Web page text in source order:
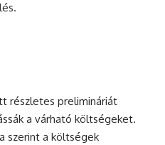
részletes prelimináriát
a várható költségeket.
szerint a költségek